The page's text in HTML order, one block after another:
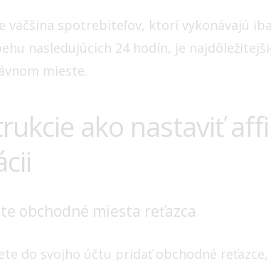
väčšina spotrebiteľov, ktorí vykonávajú
nasledujúcich 24 hodín, je
mieste.
ako nastaviť
obchodné miesta reťazca
do svojho účtu pridať obchodné